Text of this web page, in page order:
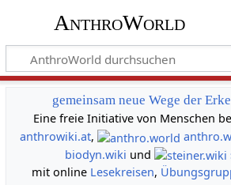
AnthroWorld
gemeinsam neue Wege der
Eine freie Initiative von Menschen
anthrowiki.at,
biodyn.wiki und
mit online Lesekreisen,